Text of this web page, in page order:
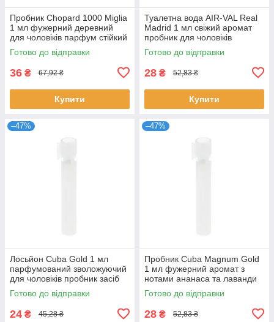
Пробник Chopard 1000 Miglia
1 мл фужерний деревний
для чоловіків парфум стійкий
розпив Шопард
Готово до відправки
36 ₴ 67,92 ₴
Купити
Туалетна вода AIR-VAL Real
Madrid 1 мл свіжий аромат
пробник для чоловіків
парфуми Реал Мадрид
розпив
Готово до відправки
28 ₴ 52,83 ₴
Купити
–47%
Лосьйон Cuba Gold 1 мл
парфумований зволожуючий
для чоловіків пробник засіб
після гоління Куба Голд
Готово до відправки
24 ₴ 45,28 ₴
–47%
Пробник Cuba Magnum Gold
1 мл фужерний аромат з
нотами ананаса та лаванди
унісекс парфуми Куба
Магнум Голд
Готово до відправки
28 ₴ 52,83 ₴